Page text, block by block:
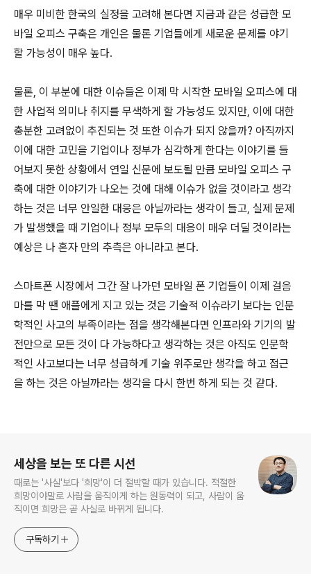
매우 미비한 한국의 실정을 고려해 본다면 지금과 같은 성급한 모
바일 오피스 구축은 개인은 물론 기업들에게 새로운 문제를 야기
할 가능성이 매우 높다.
물론, 이 부분에 대한 이슈들은 이제 막 시작한 모바일 오피스에 대
한 사업적 의미나 취지를 무색하게 할 가능성도 있지만, 이에 대한
충분한 고려없이 추진되는 것 또한 이슈가 되지 않을까? 아직까지
이에 대한 고민을 기업이나 정부가 심각하게 한다는 이야기를 들
어보지 못한 상황에서 연일 신문에 보도될 만큼 모바일 오피스 구
축에 대한 이야기가 나오는 것에 대해 이슈가 없을 것이라고 생각
하는 것은 너무 안일한 대응은 아닐까라는 생각이 들고, 실제 문제
가 발생했을 때 기업이나 정부 모두의 대응이 매우 더딜 것이라는
예상은 나 혼자 만의 추측은 아니라고 본다.
스마트폰 시장에서 그간 잘 나가던 모바일 폰 기업들이 이제 걸음
마를 막 땐 애플에게 지고 있는 것은 기술적 이슈라기 보다는 인문
학적인 사고의 부족이라는 점을 생각해본다면 인프라와 기기의 발
전만으로 모든 것이 다 가능하다고 생각하는 것은 아직도 인문학
적인 사고보다는 너무 성급하게 기술 위주로만 생각을 하고 접근
을 하는 것은 아닐까라는 생각을 다시 한번 하게 되는 것 같다.
세상을 보는 또 다른 시선
때로는 '사실'보다 '희망'이 더 절박할 때가 있습니다. 적절한
희망이야말로 사람을 움직이게 하는 원동력이 되고, 사람이 움
직이면 희망은 곧 사실로 바뀌게 됩니다.
구독하기